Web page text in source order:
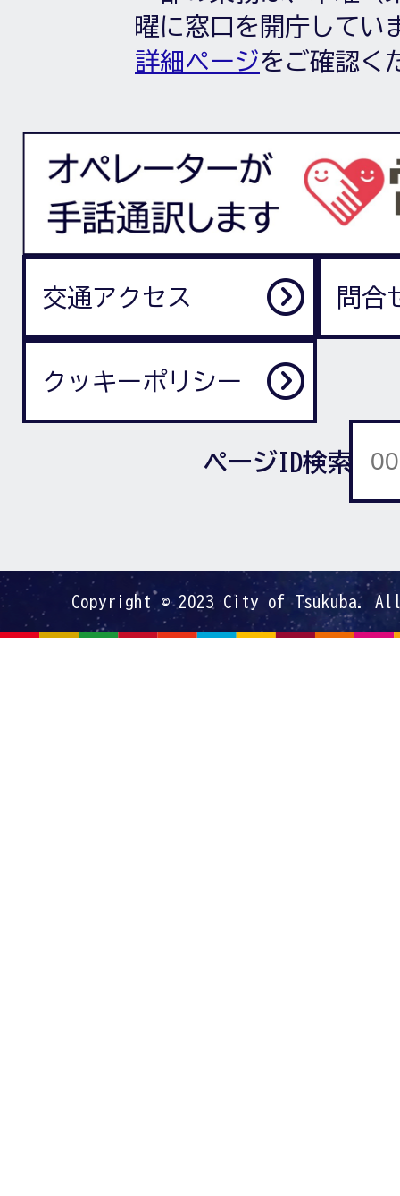
曜に窓口を開庁してい
詳細ページをご確認く
交通アクセス 問合
クッキーポリシー
ページID検索
Copyright © 2023 City of Tsukuba.